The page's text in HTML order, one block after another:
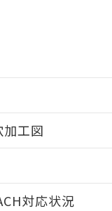
工図
対応状況